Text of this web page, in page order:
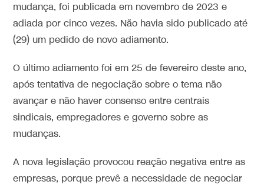
mudança, foi publicada em novembro de 2023 e
adiada por cinco vezes. Não havia sido publicado até
(29) um pedido de novo adiamento.
O último adiamento foi em 25 de fevereiro deste ano,
após tentativa de negociação sobre o tema não
avançar e não haver consenso entre centrais
sindicais, empregadores e governo sobre as
mudanças.
A nova legislação provocou reação negativa entre as
empresas, porque prevê a necessidade de negociar